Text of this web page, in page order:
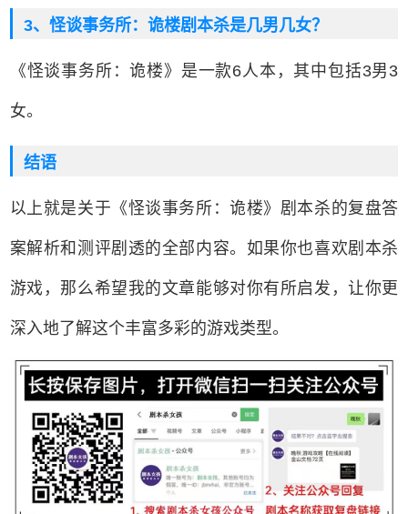
3、怪谈事务所：诡楼剧本杀是几男几女？
《怪谈事务所：诡楼》是一款6人本，其中包括3男3
女。
结语
以上就是关于《怪谈事务所：诡楼》剧本杀的复盘答
案解析和测评剧透的全部内容。如果你也喜欢剧本杀
游戏，那么希望我的文章能够对你有所启发，让你更
深入地了解这个丰富多彩的游戏类型。